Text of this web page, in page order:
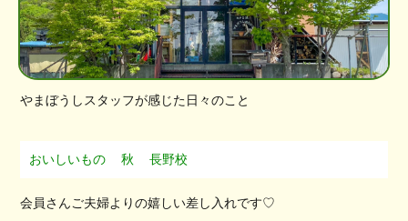
やまぼうしスタッフが感じた日々のこと
おいしいもの 秋 長野校
会員さんご夫婦よりの嬉しい差し入れです♡